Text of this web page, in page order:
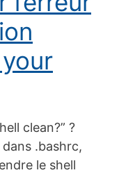
clean?” ?
.bashrc,
le shell